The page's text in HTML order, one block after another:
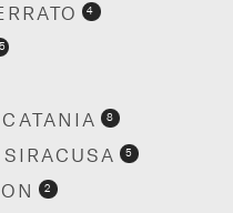
4
8
5
2